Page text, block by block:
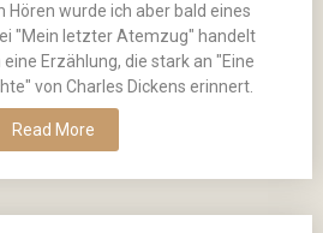
Hören wurde ich aber bald eines
"Mein letzter Atemzug" handelt
Erzählung, die stark an "Eine
von Charles Dickens erinnert.
Read More